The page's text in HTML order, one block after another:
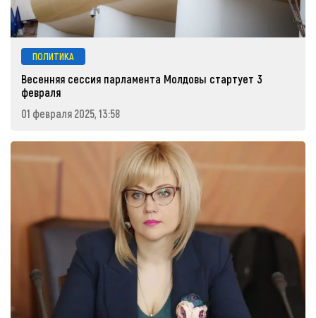
ПОЛИТИКА
Весенняя сессия парламента Молдовы стартует 3
февраля
01 февраля 2025, 13:58